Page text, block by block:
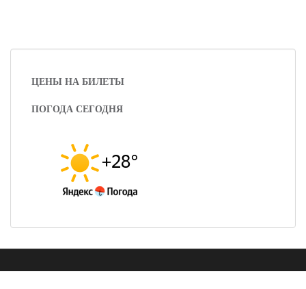
ЦЕНЫ НА БИЛЕТЫ
ПОГОДА СЕГОДНЯ